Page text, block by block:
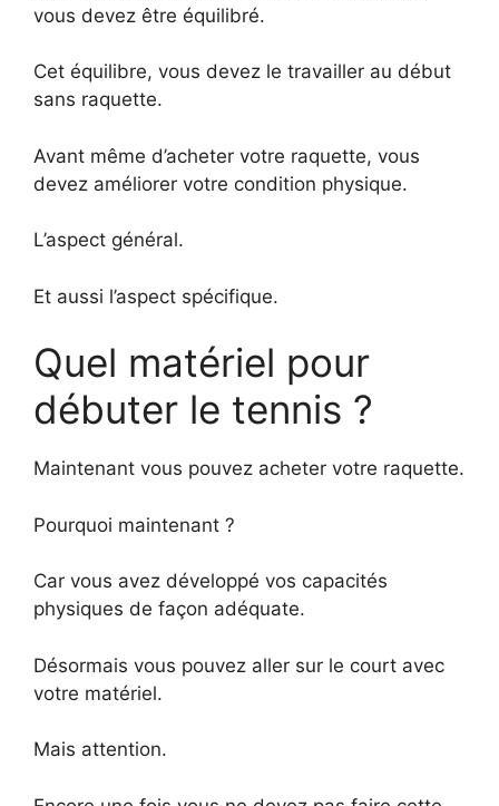
vous devez être équilibré.
Cet équilibre, vous devez le travailler au début
sans raquette.
Avant même d’acheter votre raquette, vous
devez améliorer votre condition physique.
L’aspect général.
Et aussi l’aspect spécifique.
Quel matériel pour
débuter le tennis ?
Maintenant vous pouvez acheter votre raquette.
Pourquoi maintenant ?
Car vous avez développé vos capacités
physiques de façon adéquate.
Désormais vous pouvez aller sur le court avec
votre matériel.
Mais attention.